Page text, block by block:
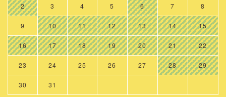
2 3 4 5 6 7 8
9 10 11 12 13 14 15
16 17 18 19 20 21 22
23 24 25 26 27 28 29
30 31